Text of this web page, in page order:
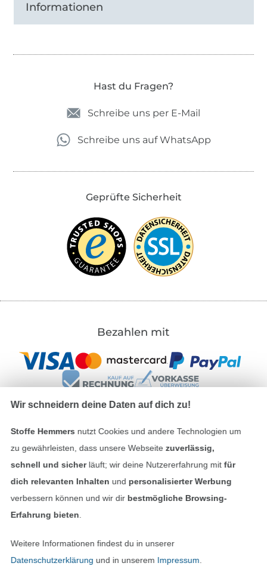
Informationen
Hast du Fragen?
Schreibe uns per E-Mail
Schreibe uns auf WhatsApp
Geprüfte Sicherheit
Bezahlen mit
Unsere Versandpartner
Impressum
In den deutschen Shop wechseln (aktuell
Wir schneidern deine Daten auf dich zu!
Stoffe Hemmers nutzt Cookies und andere Technologien um
zu gewährleisten, dass unsere Webseite zuverlässig,
schnell und sicherläuft; wir deine Nutzererfahrung mitfür
dich relevanten Inhalten und personalisierter Werbung
verbessern können und wir dir bestmögliche Browsing-
Erfahrung bieten
Weitere Informationen findest du in unserer
Datenschutzerklärung und in unserem Impressum